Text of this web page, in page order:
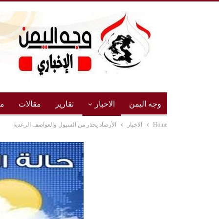
وجه اليمن الاخبار تقارير مقالات
Home الاخبار الأرصاد يحذر من السيول والعواصف الرعدية